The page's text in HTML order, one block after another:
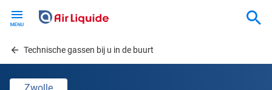
contentTechnische gassen bij u in de buurt